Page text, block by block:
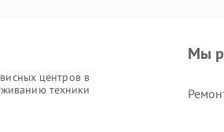
центров в
техники
Мы